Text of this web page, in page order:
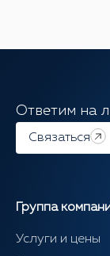
Ответим на
Связаться
Группа
Услуги и цены